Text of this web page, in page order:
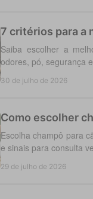
7 critérios para a
Saiba escolher a
odores, pó, segurança
30 de julho de 2026
Como escolher
Escolha champô para
e sinais para consulta
29 de julho de 2026